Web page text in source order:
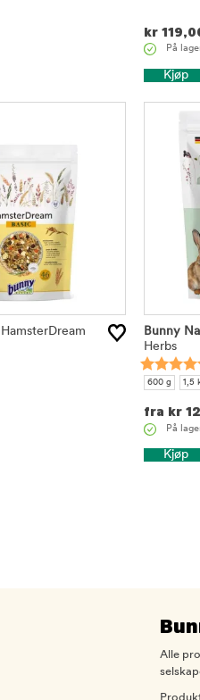
kr
På
Kjøp
HamsterDream
Bunny
Herbs
600 g 1,5
fra kr
På
Kjøp
Alle